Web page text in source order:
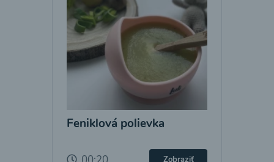
Feniklová polievka
Zobraziť